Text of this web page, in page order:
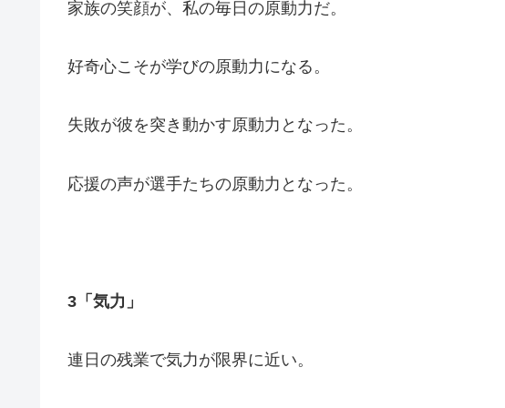
家族の笑顔が、私の毎日の原動力だ。
好奇心こそが学びの原動力になる。
失敗が彼を突き動かす原動力となった。
応援の声が選手たちの原動力となった。
3「気力」
連日の残業で気力が限界に近い。